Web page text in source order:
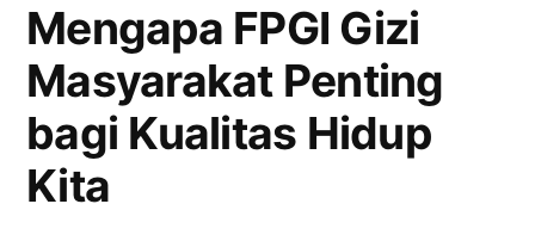
Mengapa FPGI Gizi
Masyarakat Penting
bagi Kualitas Hidup
Kita